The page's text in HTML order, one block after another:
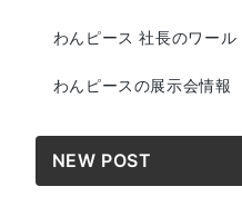
わんピース 社長のワール
わんピースの展示会情報
NEW POST